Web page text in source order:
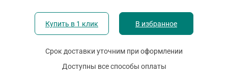
Купить в 1 клик В избранное
Срок доставки уточним при оформлении
Доступны все способы оплаты